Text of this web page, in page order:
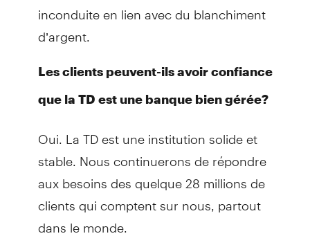
inconduite en lien avec du blanchiment
d’argent.
Les clients peuvent-ils avoir confiance
que la TD est une banque bien gérée?
Oui. La TD est une institution solide et
stable. Nous continuerons de répondre
aux besoins des quelque 28 millions de
clients qui comptent sur nous, partout
dans le monde.